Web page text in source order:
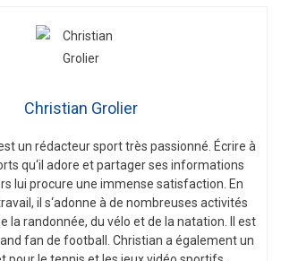
Christian Grolier
un rédacteursporttrès passionné Écrire à
qu‘il adore etpartagerses informations
ui procure une immense satisfaction En
vail , il s‘adonne à de nombreuses activités
la randonnée, du vé lo etde la natation
est
fan de football Christian a égal ementun